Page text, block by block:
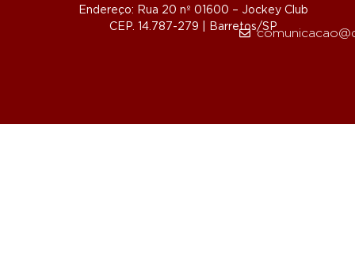
Endereço: Rua 20 nº 01600 – Jockey Club
CEP. 14.787-279 | Barretos/SP